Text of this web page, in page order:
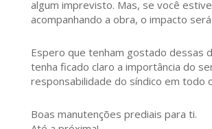
algum imprevisto. Mas, se você
acompanhando a obra, o impacto
Espero que tenham gostado dessas
tenha ficado claro a importância do
responsabilidade do síndico em todo
Boas manutenções prediais para ti.